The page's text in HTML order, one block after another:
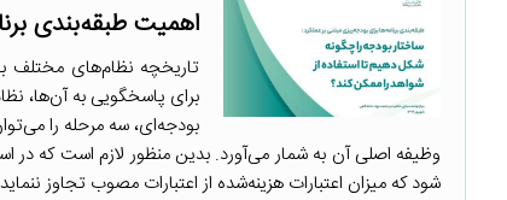
اهمیت طبقه‌بندی
تاریخچه نظام‌های مختلف
برای پاسخگویی به آن‌ها،
وظیفه اصلی آن به شمار می‌آورد. بدین منظور لازم است که
شود که میزان اعتبارات هزینه‌شده از اعتبارات مصوب تجاوز